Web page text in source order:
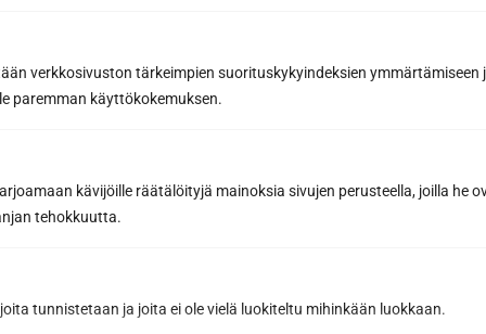
verkkosivuston tärkeimpien suorituskykyindeksien ymmärtämiseen
paremman käyttökokemuksen.
kävijöille räätälöityjä mainoksia sivujen perusteella, joilla he
tehokkuutta.
tunnistetaan ja joita ei ole vielä luokiteltu mihinkään luokkaan.
Vältä saunan pesun yleisimmät
virheet – Suojaa puupinnat liialliselta
Saunan pesu on yksi tärkeimmistä huoltotoimenpiteistä,
joilla varmistat kotisi rentoutumispaikan pitkäikäisyyden